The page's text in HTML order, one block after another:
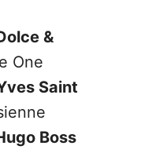
&
One
Saint
Boss